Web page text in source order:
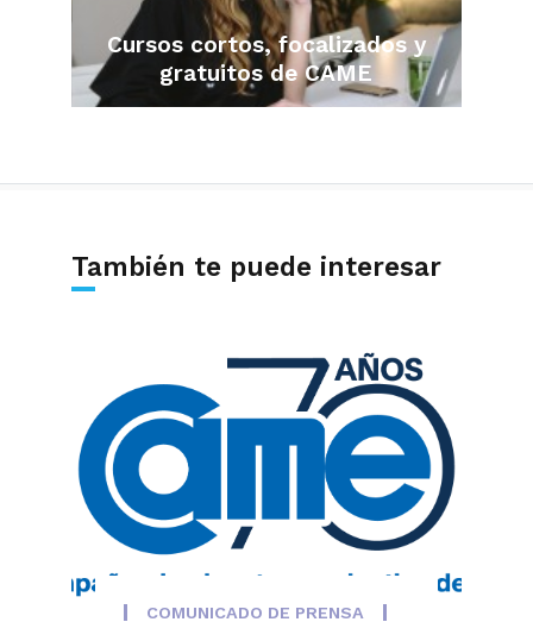
Cursos cortos, focalizados y
gratuitos de CAME
También te puede interesar
COMUNICADO DE PRENSA